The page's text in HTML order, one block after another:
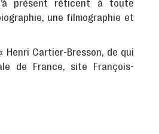
présent réticent à toute
une filmographie et
Henri Cartier-Bresson, de qui
de France, site François-